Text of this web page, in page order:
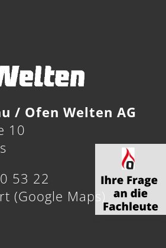
/ Ofen Welten AG
10
53 22
(Google Maps)